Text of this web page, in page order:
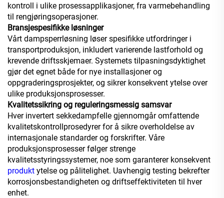
kontroll i ulike prosessapplikasjoner, fra varmebehandling
til rengjøringsoperasjoner.
Bransjespesifikke løsninger
Vårt dampsperrløsning løser spesifikke utfordringer i
transportproduksjon, inkludert varierende lastforhold og
krevende driftsskjemaer. Systemets tilpasningsdyktighet
gjør det egnet både for nye installasjoner og
oppgraderingsprosjekter, og sikrer konsekvent ytelse over
ulike produksjonsprosesser.
Kvalitetssikring og reguleringsmessig samsvar
Hver invertert sekkedampfelle gjennomgår omfattende
kvalitetskontrollprosedyrer for å sikre overholdelse av
internasjonale standarder og forskrifter. Våre
produksjonsprosesser følger strenge
kvalitetsstyringssystemer, noe som garanterer konsekvent
produkt ytelse og pålitelighet. Uavhengig testing bekrefter
korrosjonsbestandigheten og driftseffektiviteten til hver
enhet.